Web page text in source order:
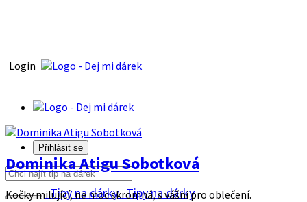
Login
Přihlásit se
Tipy na dárkyTipy na dárky
Dominika Atigu Sobotková
Kočky milující, ne moc skromná, s vášni pro oblečení.